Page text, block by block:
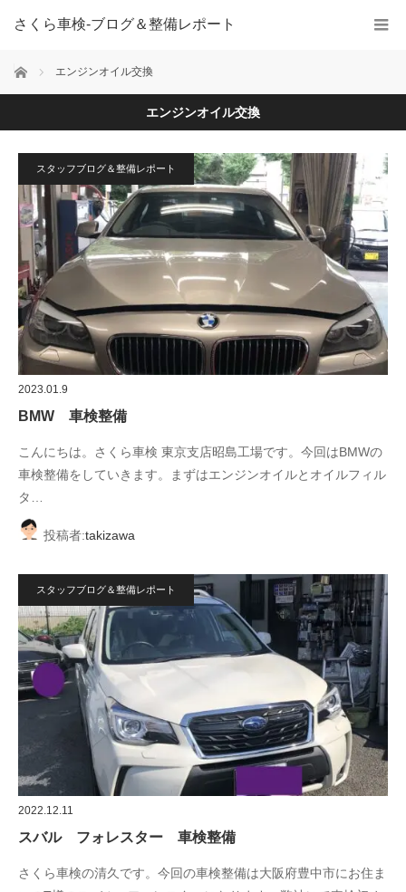
さくら車検‐ブログ＆整備レポート
ホーム エンジンオイル交換
エンジンオイル交換
スタッフブログ＆整備レポート
2023.01.9
BMW 車検整備
こんにちは。さくら車検 東京支店昭島工場です。今回はBMWの
車検整備をしていきます。まずはエンジンオイルとオイルフィル
タ…
投稿者:takizawa
スタッフブログ＆整備レポート
2022.12.11
スバル フォレスター 車検整備
さくら車検の清久です。今回の車検整備は大阪府豊中市にお住ま